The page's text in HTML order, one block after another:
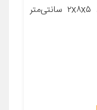
معرفی محصول جزئیات محصول ابعاد ۲x۸x۵ سانتی‌متر